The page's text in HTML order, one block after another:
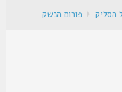
פורום הנשק